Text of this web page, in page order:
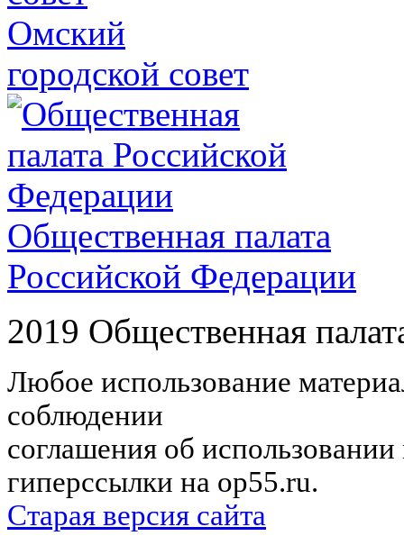
Омский
городской совет
Общественная палата
Российской Федерации
2019 Общественная
Любое использование
соблюдении
соглашения об
гиперссылки на op55.ru.
Старая версия сайта